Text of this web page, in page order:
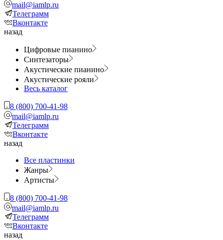
mail@iamlp.ru
Телеграмм
Вконтакте
назад
Цифровые пианино
Синтезаторы
Акустические пианино
Акустические рояли
Весь каталог
8 (800) 700-41-98
mail@iamlp.ru
Телеграмм
Вконтакте
назад
Все пластинки
Жанры
Артисты
8 (800) 700-41-98
mail@iamlp.ru
Телеграмм
Вконтакте
назад